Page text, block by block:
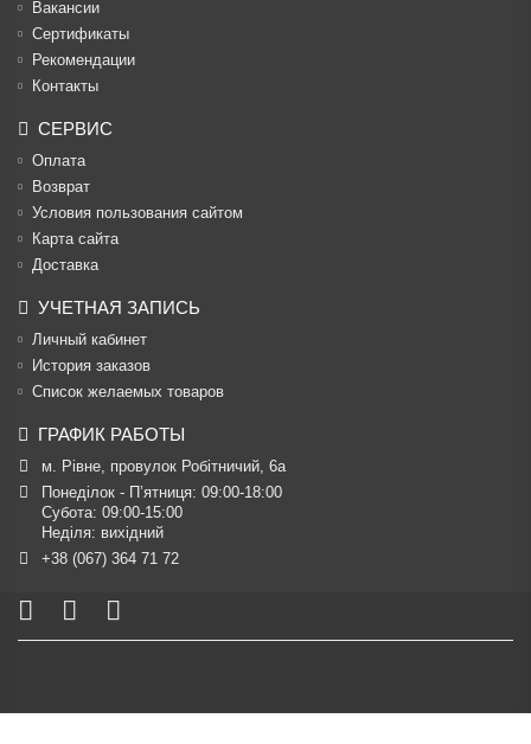
Вакансии
Cертификаты
Рекомендации
Контакты
СЕРВИС
Оплата
Возврат
Условия пользования сайтом
Карта сайта
Доставка
УЧЕТНАЯ ЗАПИСЬ
Личный кабинет
История заказов
Список желаемых товаров
ГРАФИК РАБОТЫ
м. Рівне, провулок Робітничий, 6а
Понеділок - П’ятниця: 09:00-18:00
Субота: 09:00-15:00
Неділя: вихідний
+38 (067) 364 71 72